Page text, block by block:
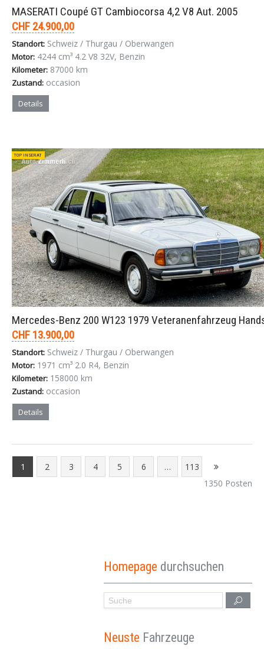
MASERATI Coupé GT Cambiocorsa 4,2 V8 Aut. 2005
CHF 24.900,00
Standort: Schweiz / Thurgau / Oberwangen
Motor: 4244 cm³ 4.2 V8 32V, Benzin
Kilometer: 87000 km
Zustand: occasion
Details
TOP INSERAT
Mercedes-Benz 200 W123 1979 Veteranenfahrzeug
CHF 13.900,00
Standort: Schweiz / Thurgau / Oberwangen
Motor: 1971 cm³ 2.0 R4, Benzin
Kilometer: 158000 km
Zustand: occasion
Details
1 2 3 4 5 6 …
113
1350 Posten
Homepage durchsuchen
Neuste Fahrzeuge